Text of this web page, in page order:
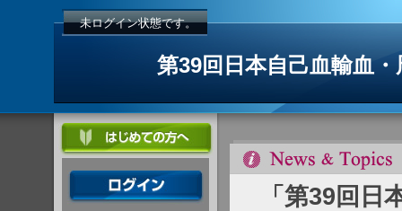
未ログイン状態です。
第39回日本自己血輸血
「第39回